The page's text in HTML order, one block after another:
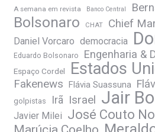
A semana em revista Banco Central
Bolsonaro CHAT Chief
Daniel Vorcaro democracia
Eduardo Bolsonaro Engenharia &
Espaço Cordel Estados
Fakenews Flávia Suassuna
golpistas Irã Israel Jair
Javier Milei José Couto